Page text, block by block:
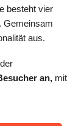
besteht vier
Gemeinsam
aus.
an, mit